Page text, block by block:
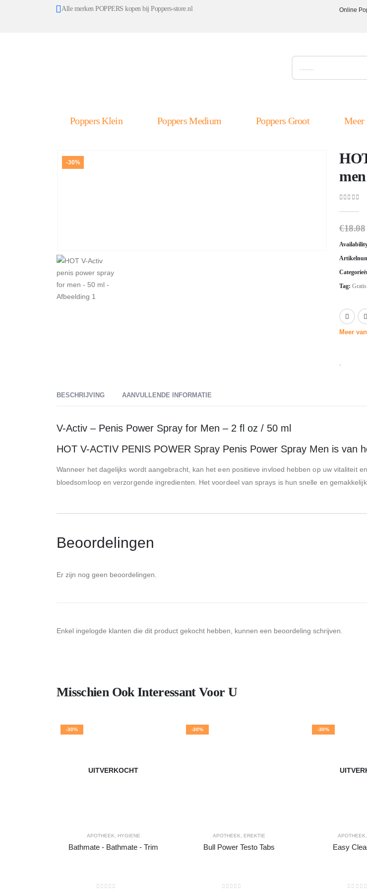
Alle merken POPPERS kopen bij Poppers-store.nl Online
Poppers Klein Poppers Medium Poppers Groot Meer
-30%
€18.08
Tag:
Meer
BESCHRIJVING AANVULLENDE INFORMATIE
V-Activ – Penis Power Spray for Men – 2 fl oz / 50 ml
HOT V-ACTIV PENIS POWER Spray Penis Power Spray Men is van
Wanneer het dagelijks wordt aangebracht, kan het een positieve invloed hebben op uw vitaliteit
bloedsomloop en verzorgende ingredienten. Het voordeel van sprays is hun snelle en
Beoordelingen
Er zijn nog geen beoordelingen.
Enkel ingelogde klanten die dit product gekocht hebben, kunnen een beoordeling schrijven.
Misschien Ook Interessant Voor U
-30%
UITVERKOCHT
APOTHEEK, HYGIENE
Bathmate - Bathmate - Trim
-30%
APOTHEEK, EREKTIE
Bull Power Testo Tabs
-30%
APOTHEEK,
Easy